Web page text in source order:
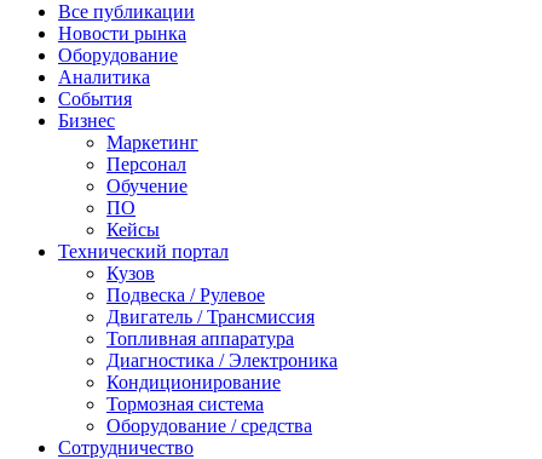
Все публикации
Новости рынка
Оборудование
Аналитика
События
Бизнес
Маркетинг
Персонал
Обучение
ПО
Кейсы
Технический портал
Кузов
Подвеска / Рулевое
Двигатель / Трансмиссия
Топливная аппаратура
Диагностика / Электроника
Кондиционирование
Тормозная система
Оборудование / средства
Сотрудничество